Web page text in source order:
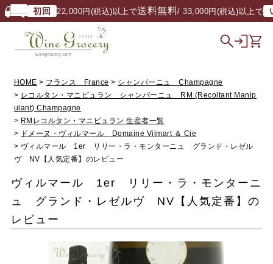
22,000円(税込)以上で送料無料/ 33,000円(税込)以上で いつ
HOME フランス France
シャンパーニュ Champagne
レコルタン・マニピュラン シャンパーニュ RM (Recoltant Manip
ulant) Champagne
RMレコルタン・マニピュラン 生産者一覧
ドメーヌ・ヴィルマール Domaine Vilmart ＆ Cie
ヴィルマール 1er リリー・ラ・モンターニュ グランド・レゼル
ヴ NV【人気定番】のレビュー
ヴィルマール 1er リリー・ラ・モンターニ
ュ グランド・レゼルヴ NV【人気定番】の
レビュー